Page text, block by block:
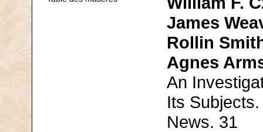
James
Rollin
Agnes
An
Its
News. 31